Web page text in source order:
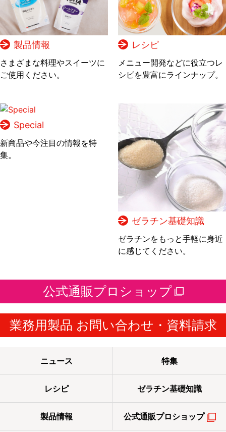
製品情報
さまざまな料理やスイーツに
ご使用ください。
レシピ
メニュー開発などに役立つレ
シピを豊富にラインナップ。
Special
新商品や今注目の情報を特
集。
ゼラチン基礎知識
ゼラチンをもっと手軽に身近
に感じてください。
公式通販プロショップ
業務用製品 お問い合わせ・資料請求
ニュース 特集
レシピ ゼラチン基礎知識
製品情報 公式通販プロショップ